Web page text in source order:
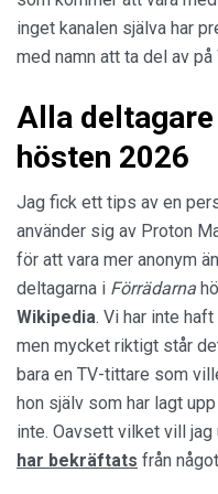
inget kanalen själva har
med namn att ta del av på
Alla deltagare
hösten 2026
Jag fick ett tips av en
använder sig av Proton
för att vara mer anonym
deltagarna i Förrädarna
Wikipedia. Vi har inte
men mycket riktigt står
bara en TV-tittare som
hon själv som har lagt
inte. Oavsett vilket vill
har bekräftats från